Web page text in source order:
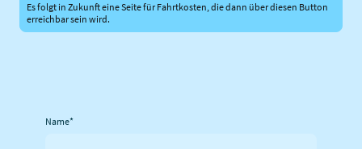
Es folgt in Zukunft eine Seite für Fahrtkosten, die dann über diesen Button
erreichbar sein wird.
Name*